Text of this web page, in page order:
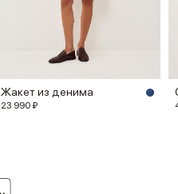
Жакет из денима
23 990 ₽